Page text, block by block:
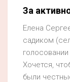
За
Елена
садиком
Хочется,
были